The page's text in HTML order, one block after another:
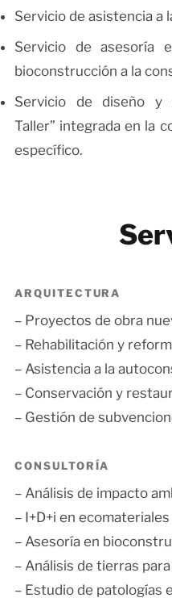
Servicio de asistencia a
Servicio de asesoría
bioconstrucción a la
Servicio de diseño y
Taller” integrada en la
específico.
ARQUITECTURA
– Proyectos de obra
– Rehabilitación y
– Asistencia a la
– Conservación y
– Gestión de
CONSULTORÍA
– Análisis de impacto
– I+D+i en ecomateriales
– Asesoría en
– Análisis de tierras
– Estudio de patologías